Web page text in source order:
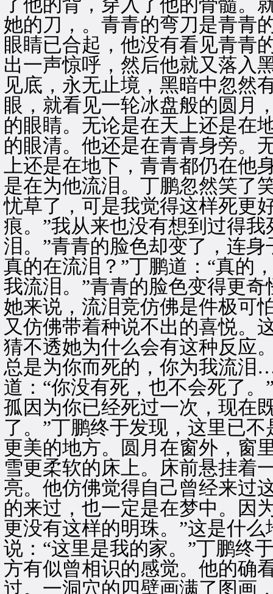
了他的背，穿入了他的骨髓。
她的刀，。青青的弯刀是青青
眼睛已合起，他没有看见青青
出一声惊呼，然后他就又落入
见底，永无止境，黑暗中忽然
眼，就看见一轮冰盘般的圆月
的眼睛。无论是在天上还是在
的眼清。他还是在青青身旁。
上还是在地下，青青都仍在他
是在为他流泪。丁鹏忽然笑了
忧草了，可是我觉得这样死更
痕。”我从来也没有想到过得
泪。”青青的脸色却变了，连
真的在流泪？”丁鹏道：“真的
我流泪。”青青的脸色变得更
她来说，流泪竞仿佛是件极可
又仿佛带着种说不出的喜悦。
猜不透她为什么会有这种反应
总是为你而死的，你为我流
道：“你没有死，也不会死了
孤因为你已经死过一次，现在
了。”丁鹏终于发现，这里已
更美的地方。圆月在窗外，窗
雪更柔软的床上。床前悬挂着
亮。他仿佛觉得自己曾经来过
的来过，也一定是在梦中。因
更没有这样的明珠。”这是什
说：“这里是我的家。”丁鹏终
方有似曾相识的感觉。他的确
过。一洞穴的四壁画满了图画